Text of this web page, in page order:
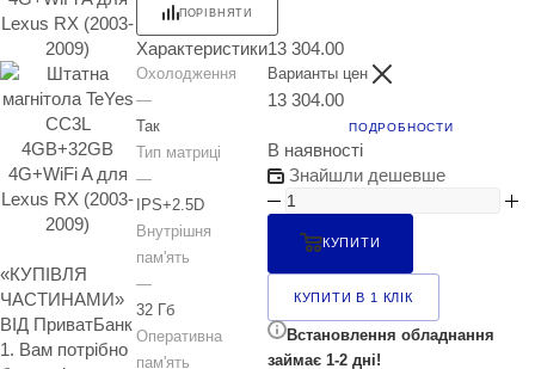
«КУПІВЛЯ
ЧАСТИНАМИ»
ВІД ПриватБанк
1. Вам потрібно
ПОРІВНЯТИ
Характеристики
Охолодження
—
Так
Тип матриці
—
IPS+2.5D
Внутрішня
пам'ять
—
32 Гб
Оперативна
пам'ять
13 304.00
Варианты цен
13 304.00
ПОДРОБНОСТИ
В наявності
Знайшли дешевше
КУПИТИ
КУПИТИ В 1 КЛІК
Встановлення обладнання
займає 1-2 дні!